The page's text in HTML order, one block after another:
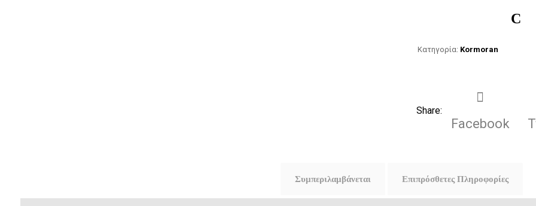
C
Κατηγορία: Kormoran
Facebook
Συμπεριλαμβάνεται Επιπρόσθετες Πληροφορίες